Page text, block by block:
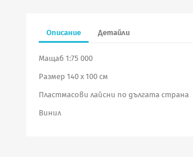
Описание Детайли
Мащаб 1:75 000
Размер 140 х 100 см
Пластмасови лайсни по дългата страна
Винил